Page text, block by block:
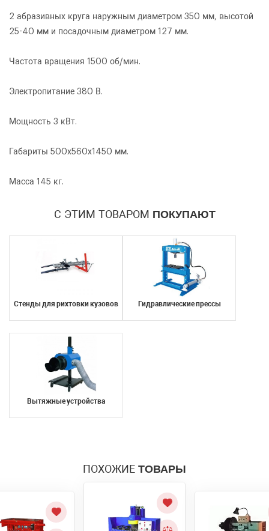
2 абразивных круга наружным диаметром 350 мм, высотой
25-40 мм и посадочным диаметром 127 мм.
Частота вращения 1500 об/мин.
Электропитание 380 В.
Мощность 3 кВт.
Габариты 500х560х1450 мм.
Масса 145 кг.
С ЭТИМ ТОВАРОМ ПОКУПАЮТ
Стенды для рихтовки кузовов Гидравлические прессы
Вытяжные устройства
ПОХОЖИЕ ТОВАРЫ
ОФОРМИТЬ ЗАКАЗ
и заточки инструмента ОШ-1
на
еденицу
на
еденицу
Я согласен с условиями
персональных данных
ЗАКАЗАТЬ ЗВОНОК
персональных данных